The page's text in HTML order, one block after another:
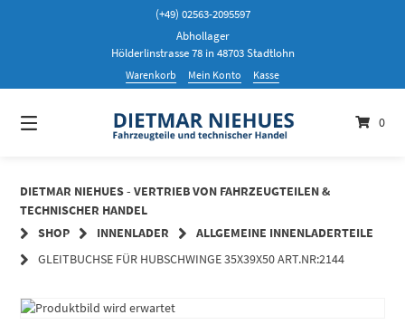
(+49) 02563-2095597
Abhollager
Hölderlinstrasse 78 in 48703 Stadtlohn
Warenkorb Mein Konto Kasse
0
DIETMAR NIEHUES - VERTRIEB VON FAHRZEUGTEILEN &
TECHNISCHER HANDEL
SHOP
INNENLADER
ALLGEMEINE INNENLADERTEILE
GLEITBUCHSE FÜR HUBSCHWINGE 35X39X50 ART.NR:2144